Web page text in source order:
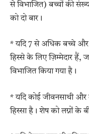
से विभाजित) बच्चों की
को दो बार।
* यदि 7 से अधिक बच्चे और
हिस्से के लिए ज़िम्मेदार हैं,
विभाजित किया गया है।
* यदि कोई जीवनसाथी और
हिस्सा है। शेष को लग्नों के